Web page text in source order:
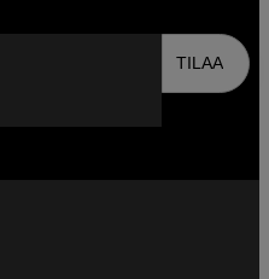
TILAA